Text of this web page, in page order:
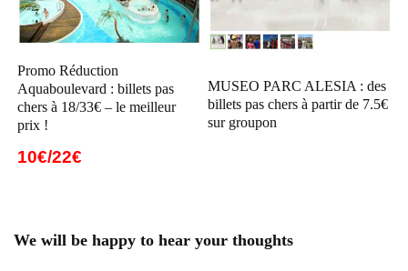
Promo Réduction
Aquaboulevard : billets pas
chers à 18/33€ – le meilleur
prix !
10€/22€
MUSEO PARC ALESIA : des
billets pas chers à partir de 7.5€
sur groupon
We will be happy to hear your thoughts